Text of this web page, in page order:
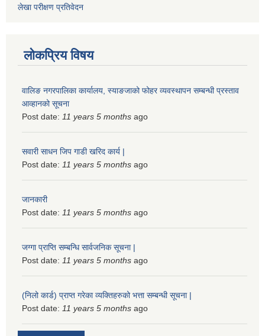
लेखा परीक्षण प्रतिवेदन
लोकप्रिय विषय
वालिङ नगरपालिका कार्यालय, स्याङजाको फोहर व्यवस्थापन सम्बन्धी प्रस्ताव
आव्हानको सूचना
Post date: 11 years 5 months ago
सवारी साधन जिप गाडी खरिद कार्य |
Post date: 11 years 5 months ago
जानकारी
Post date: 11 years 5 months ago
जग्गा प्राप्ति सम्बन्धि सार्वजनिक सूचना |
Post date: 11 years 5 months ago
(निलो कार्ड) प्राप्त गरेका व्यक्तिहरुको भत्ता सम्बन्धी सूचना |
Post date: 11 years 5 months ago